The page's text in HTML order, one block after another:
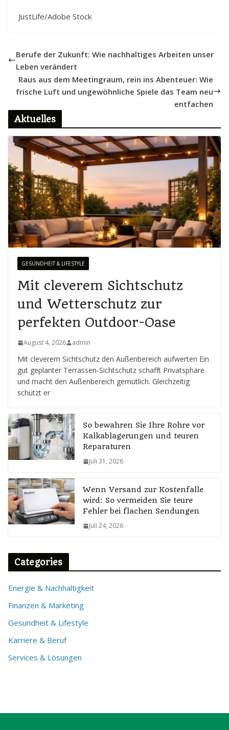
JustLife/Adobe Stock
Berufe der Zukunft: Wie nachhaltiges Arbeiten unser
Leben verändert
Raus aus dem Meetingraum, rein ins Abenteuer: Wie
frische Luft und ungewöhnliche Spiele das Team neu
entfachen
Aktuelles
GESUNDHEIT & LIFESTYLE
Mit cleverem Sichtschutz
und Wetterschutz zur
perfekten Outdoor-Oase
August 4, 2026 admin
Mit cleverem Sichtschutz den Außenbereich aufwerten Ein
gut geplanter Terrassen-Sichtschutz schafft Privatsphäre
und macht den Außenbereich gemütlich. Gleichzeitig
schützt er
So bewahren Sie Ihre Rohre vor
Kalkablagerungen und teuren
Reparaturen
Juli 31, 2026
Wenn Versand zur Kostenfalle
wird: So vermeiden Sie teure
Fehler bei flachen Sendungen
Juli 24, 2026
Categories
Energie & Nachhaltigkeit
Finanzen & Marketing
Gesundheit & Lifestyle
Karriere & Beruf
Services & Lösungen